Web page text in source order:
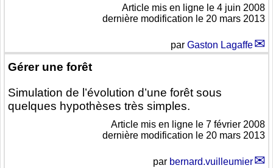
Article mis en ligne le 4 juin 2008
dernière modification le 20 mars 2013
par Gaston Lagaffe
Gérer une forêt
Simulation de l’évolution d’une forêt sous
quelques hypothèses très simples.
Article mis en ligne le 7 février 2008
dernière modification le 20 mars 2013
par bernard.vuilleumier